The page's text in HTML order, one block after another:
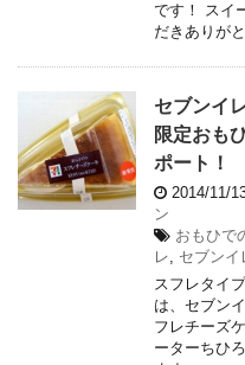
です！ スイ
だきありが
セブンイ
限定おも
ポート！
2014/11/
ン
おもひで
レ, セブンイ
スフレタイ
は、セブン
フレチーズ
ーターちひ